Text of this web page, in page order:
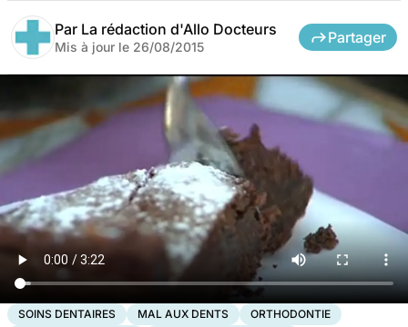
Par La rédaction d'Allo Docteurs
Mis à jour le 26/08/2015
Partager
SOINS DENTAIRES MAL AUX DENTS
ORTHODONTIE